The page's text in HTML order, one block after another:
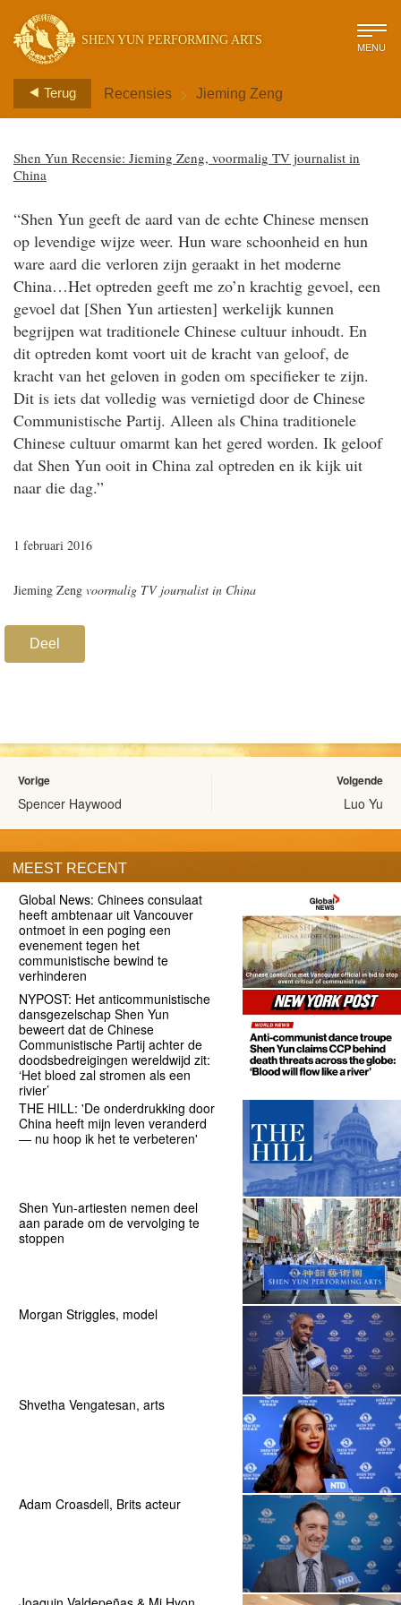
SHEN YUN PERFORMING ARTS MENU
Terug Recensies > Jieming Zeng
Shen Yun Recensie: Jieming Zeng, voormalig TV journalist in
China
“Shen Yun geeft de aard van de echte Chinese mensen
op levendige wijze weer. Hun ware schoonheid en hun
ware aard die verloren zijn geraakt in het moderne
China…Het optreden geeft me zo’n krachtig gevoel, een
gevoel dat [Shen Yun artiesten] werkelijk kunnen
begrijpen wat traditionele Chinese cultuur inhoudt. En
dit optreden komt voort uit de kracht van geloof, de
kracht van het geloven in goden om specifieker te zijn.
Dit is iets dat volledig was vernietigd door de Chinese
Communistische Partij. Alleen als China traditionele
Chinese cultuur omarmt kan het gered worden. Ik geloof
dat Shen Yun ooit in China zal optreden en ik kijk uit
naar die dag.”
1 februari 2016
Jieming Zeng voormalig TV journalist in China
Deel
Vorige
Spencer Haywood
Volgende
Luo Yu
MEEST RECENT
Global News: Chinees consulaat
heeft ambtenaar uit Vancouver
ontmoet in een poging een
evenement tegen het
communistische bewind te
verhinderen
NYPOST: Het anticommunistische
dansgezelschap Shen Yun
beweert dat de Chinese
Communistische Partij achter de
doodsbedreigingen wereldwijd zit:
‘Het bloed zal stromen als een
rivier’
THE HILL: 'De onderdrukking door
China heeft mijn leven veranderd
— nu hoop ik het te verbeteren'
Shen Yun-artiesten nemen deel
aan parade om de vervolging te
stoppen
Morgan Striggles, model
Shvetha Vengatesan, arts
Adam Croasdell, Brits acteur